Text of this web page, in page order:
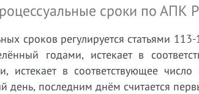
сроки по АПК
сроков регулируется статьями
годами, истекает в
истекает в соответствующее
день, последним днём считается